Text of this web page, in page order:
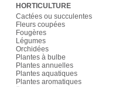
HORTICULTURE
Cactées ou succulentes
Fleurs coupées
Fougères
Légumes
Orchidées
Plantes à bulbe
Plantes annuelles
Plantes aquatiques
Plantes aromatiques